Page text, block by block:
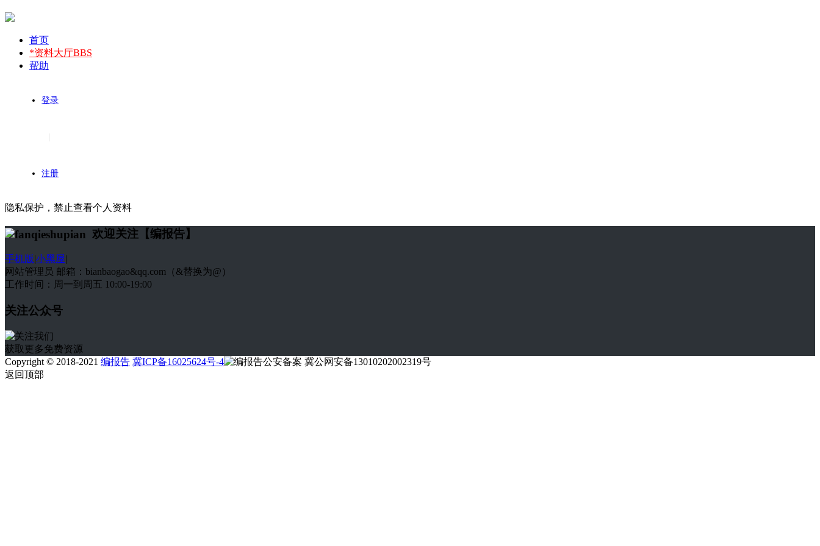
首页
*资料大厅BBS
帮助
登录
注册
隐私保护，禁止查看个人资料
欢迎关注【编报告】
手机版|小黑屋|
网站管理员 邮箱：bianbaogao&qq.com（&替换为@）
工作时间：周一到周五 10:00-19:00
关注公众号
获取更多免费资源
Copyright © 2018-2021 编报告 冀ICP备16025624号-4
冀公网安备13010202002319号
返回顶部